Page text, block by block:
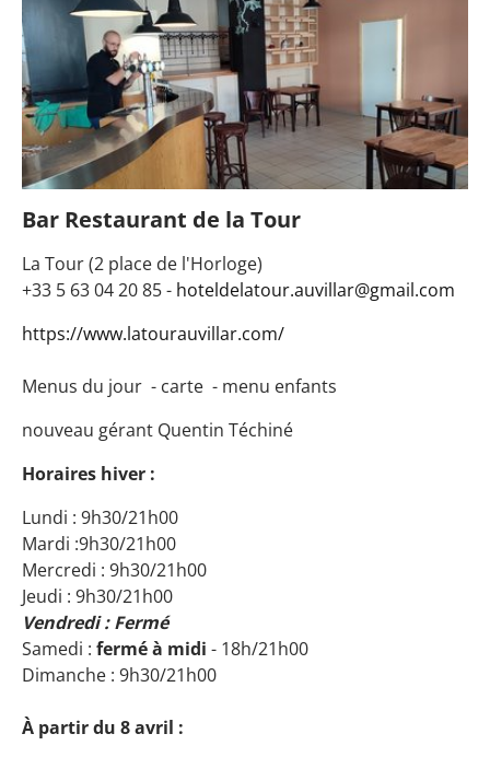
Bar Restaurant de la Tour
La Tour (2 place de l'Horloge)
+33 5 63 04 20 85 - hoteldelatour.auvillar@gmail.com
https://www.latourauvillar.com/
Menus du jour - carte - menu enfants
nouveau gérant Quentin Téchiné
Horaires hiver :
Lundi : 9h30/21h00
Mardi :9h30/21h00
Mercredi : 9h30/21h00
Jeudi : 9h30/21h00
Vendredi : Fermé
Samedi : fermé à midi - 18h/21h00
Dimanche : 9h30/21h00
À partir du 8 avril :